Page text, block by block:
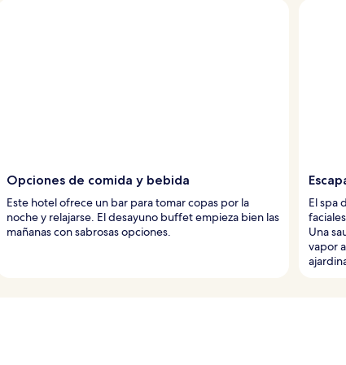
Opciones de comida y bebida
Este hotel ofrece un bar para tomar copas por la
noche y relajarse. El desayuno buffet empieza bien las
mañanas con sabrosas opciones.
El spa
Una
vapor